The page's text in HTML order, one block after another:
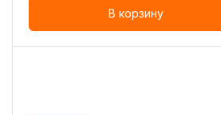
В корзину